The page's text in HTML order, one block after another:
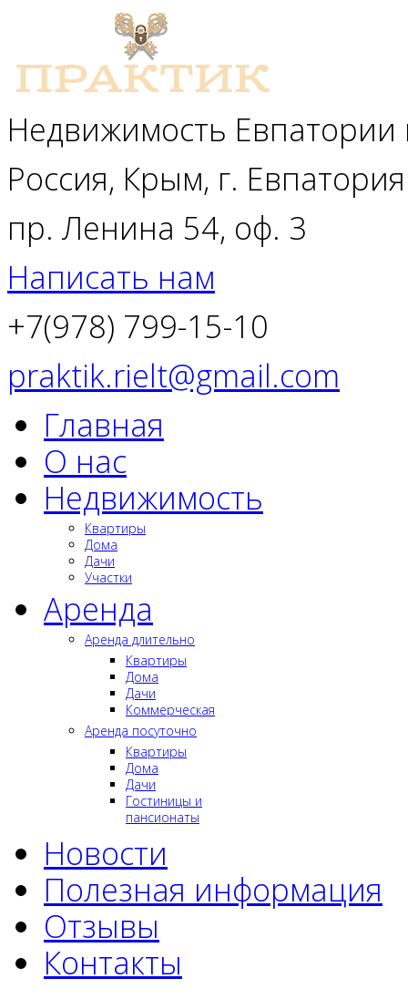
Недвижимость
Россия, Крым, г. Евпатория
пр. Ленина 54, оф. 3
Написать нам
+7(978) 799-15-10
praktik.rielt@gmail.com
Главная
О нас
Недвижимость
Квартиры
Дома
Дачи
Участки
Аренда
Аренда длительно
Квартиры
Дома
Дачи
Коммерческая
Аренда посуточно
Квартиры
Дома
Дачи
Гостиницы и
пансионаты
Новости
Полезная информация
Отзывы
Контакты